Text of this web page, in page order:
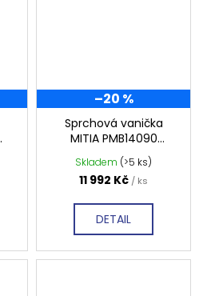
–20 %
Sprchová vanička
MITIA PMB14090
1400x900 mm, bílá
profilovaná
Skladem (>5 ks)
11 992 Kč / ks
DETAIL